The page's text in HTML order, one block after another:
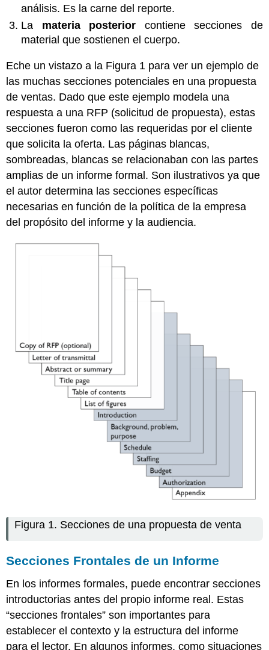
análisis. Es la carne del reporte.
La materia posterior contiene secciones de
material que sostienen el cuerpo.
Eche un vistazo a la Figura 1 para ver un ejemplo de
las muchas secciones potenciales en una propuesta
de ventas. Dado que este ejemplo modela una
respuesta a una RFP (solicitud de propuesta), estas
secciones fueron como las requeridas por el cliente
que solicita la oferta. Las páginas blancas,
sombreadas, blancas se relacionaban con las partes
amplias de un informe formal. Son ilustrativos ya que
el autor determina las secciones específicas
necesarias en función de la política de la empresa
del propósito del informe y la audiencia.
Figura 1. Secciones de una propuesta de venta
Secciones Frontales de un Informe
En los informes formales, puede encontrar secciones
introductorias antes del propio informe real. Estas
“secciones frontales” son importantes para
establecer el contexto y la estructura del informe
para el lector. En algunos informes, como situaciones